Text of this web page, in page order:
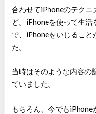
合わせてiPhoneのテクニ
ど。iPhoneを使って生活
で、iPhoneをいじること
た。
当時はそのような内容の
ていました。
もちろん、今でも